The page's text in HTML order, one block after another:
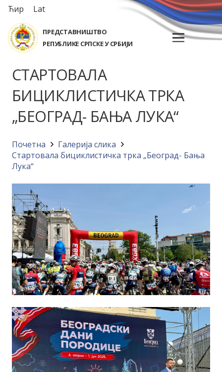
Ћир Lat
ПРЕДСТАВНИШТВО
РЕПУБЛИКЕ СРПСКЕ У СРБИЈИ
СТАРТОВАЛА
БИЦИКЛИСТИЧКА ТРКА
„БЕОГРАД- БАЊА ЛУКА“
Почетна
Галерија слика
Стартовала бициклистичка трка „Београд- Бања
Лука“